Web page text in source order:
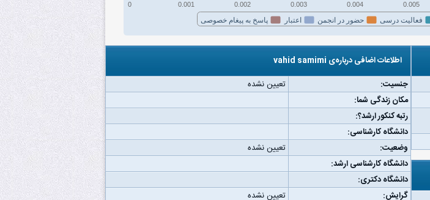
فعالیت درسی حضور در انجمن اعتبار پاسخ به پیغام خصوصی
0 0.001 0.002 0.003 0.004 0.005
اطلاعات اضافی درباره‌ی vahid samimi
جنسیت:
تعیین نشده
مکان زندگی شما:
رتبه کنکور ارشد؟:
دانشگاه کارشناسی:
وضعیت:
تعیین نشده
دانشگاه کارشناسی ارشد:
دانشگاه دکتری:
گرایش:
تعیین نشده